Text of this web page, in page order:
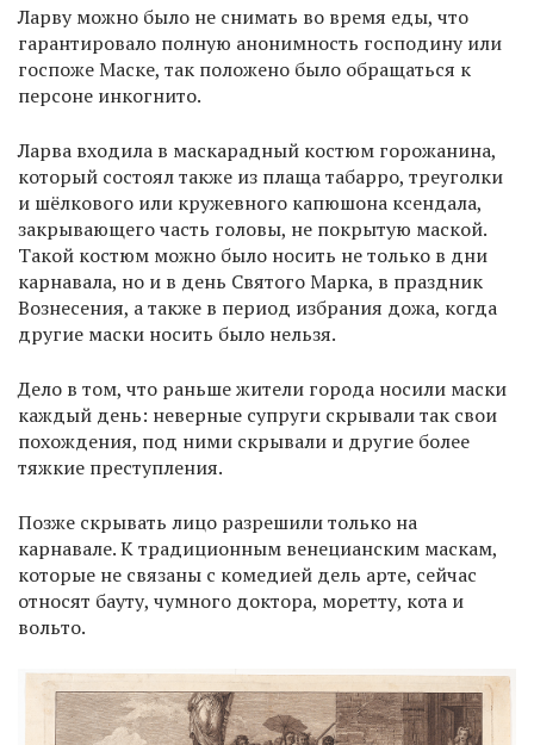
Ларву можно было не снимать во время еды, что
гарантировало полную анонимность господину или
госпоже Маске, так положено было обращаться к
персоне инкогнито.
Ларва входила в маскарадный костюм горожанина,
который состоял также из плаща табарро, треуголки
и шёлкового или кружевного капюшона ксендала,
закрывающего часть головы, не покрытую маской.
Такой костюм можно было носить не только в дни
карнавала, но и в день Святого Марка, в праздник
Вознесения, а также в период избрания дожа, когда
другие маски носить было нельзя.
Дело в том, что раньше жители города носили маски
каждый день: неверные супруги скрывали так свои
похождения, под ними скрывали и другие более
тяжкие преступления.
Позже скрывать лицо разрешили только на
карнавале. К традиционным венецианским маскам,
которые не связаны с комедией дель арте, сейчас
относят бауту, чумного доктора, моретту, кота и
вольто.